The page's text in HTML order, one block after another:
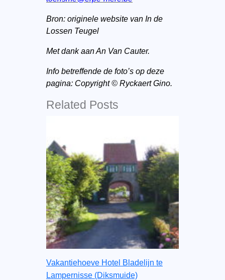
Bron: originele website van In de
Lossen Teugel
Met dank aan An Van Cauter.
Info betreffende de foto’s op deze
pagina: Copyright © Ryckaert Gino.
Related Posts
Vakantiehoeve Hotel Bladelijn te
Lampernisse (Diksmuide)